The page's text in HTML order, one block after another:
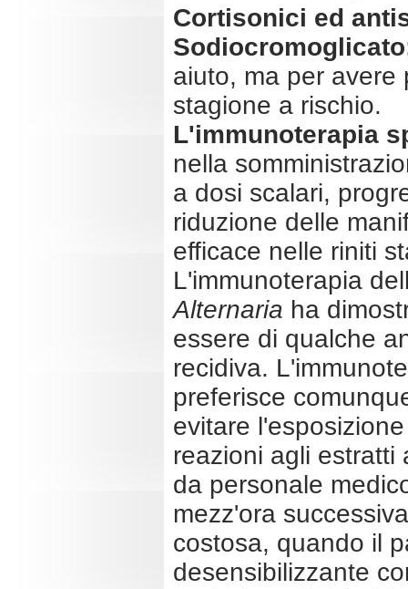
Cortisonici ed
aiuto, ma per avere
stagione a rischio.
L'immunoterapia
nella
a dosi scalari,
riduzione delle
efficace nelle riniti
L'immunoterapia
Alternaria ha
essere di qualche
recidiva.
preferisce
evitare
reazioni agli estratti
da personale
mezz'ora
costosa, quando il
desensibilizzante